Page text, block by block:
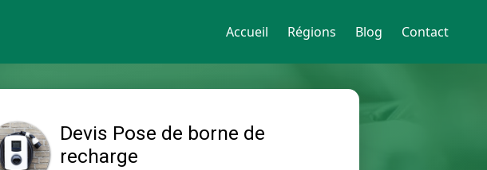
Accueil Régions Blog Contact